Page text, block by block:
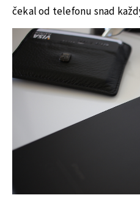
čekal od telefonu snad